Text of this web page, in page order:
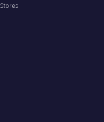
Stores